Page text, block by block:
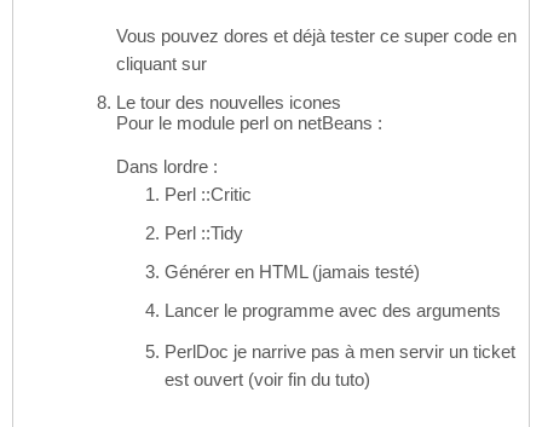
Vous pouvez dores et déjà tester ce super code en
cliquant sur
Le tour des nouvelles icones
Pour le module perl on netBeans :
Dans lordre :
Perl ::Critic
Perl ::Tidy
Générer en HTML (jamais testé)
Lancer le programme avec des arguments
PerlDoc je narrive pas à men servir un ticket
est ouvert (voir fin du tuto)